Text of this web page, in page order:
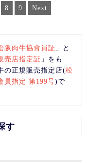
8 9 Next
阪肉牛協會員証 」と
売店指定証 」をも
の正規販売指定店(松
員指定 第199号)で
す